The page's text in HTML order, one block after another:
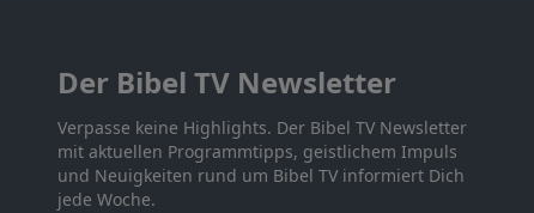
Der Bibel TV Newsletter
Verpasse keine Highlights. Der Bibel TV Newsletter
mit aktuellen Programmtipps, geistlichem Impuls
und Neuigkeiten rund um Bibel TV informiert Dich
jede Woche.